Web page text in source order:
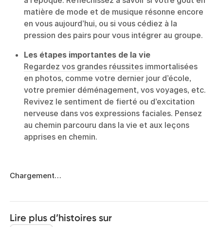
matière de mode et de musique résonne encore
en vous aujourd’hui, ou si vous cédiez à la
pression des pairs pour vous intégrer au groupe.
Les étapes importantes de la vie
Regardez vos grandes réussitesimmortalisées
en photos, comme votre dernier jour d’école,
votre premier déménagement, vos voyages, etc.
Revivez le sentiment de fierté ou d’excitation
nerveuse dans vos expressions faciales. Pensez
au chemin parcouru dans la vie et aux leçons
apprises en chemin.
Chargement…
Lire plus d’histoires sur